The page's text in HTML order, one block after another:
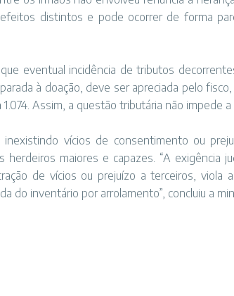
distintos e pode ocorrer de forma
eventual incidência de tributos
à doação, deve ser apreciada pelo
Assim, a questão tributária não impede
vícios de consentimento ou
herdeiros maiores e capazes. “A exigência
de vícios ou prejuízo a terceiros, viola
do inventário por arrolamento”, concluiu a